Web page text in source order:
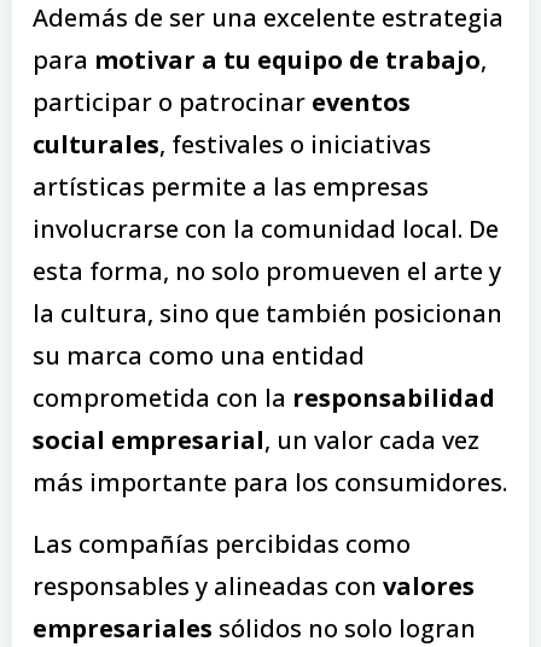
Además de ser una excelente estrategia
para motivar a tu equipo de trabajo,
participar o patrocinar eventos
culturales, festivales o iniciativas
artísticas permite a las empresas
involucrarse con la comunidad local. De
esta forma, no solo promueven el arte y
la cultura, sino que también posicionan
su marca como una entidad
comprometida con la responsabilidad
social empresarial, un valor cada vez
más importante para los consumidores.
Las compañías percibidas como
responsables y alineadas con valores
empresariales sólidos no solo logran